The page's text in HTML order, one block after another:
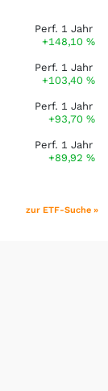
Perf. 1 Jahr
+148,10%
Perf. 1 Jahr
+103,40%
Perf. 1 Jahr
+93,70%
Perf. 1 Jahr
+89,92%
zur ETF-Suche »